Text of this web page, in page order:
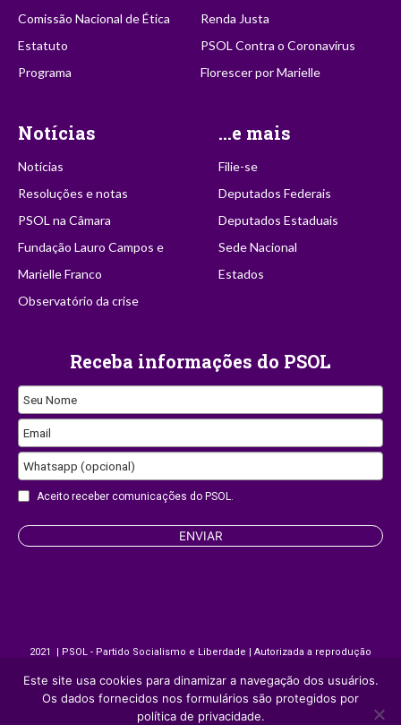
Comissão Nacional de Ética
Estatuto
Programa
Renda Justa
PSOL Contra o Coronavírus
Florescer por Marielle
Notícias
Notícias
Resoluções e notas
PSOL na Câmara
Fundação Lauro Campos e
Marielle Franco
Observatório da crise
...e mais
Filie-se
Deputados Federais
Deputados Estaduais
Sede Nacional
Estados
Receba informações do PSOL
Seu Nome
Email
Whatsapp (opcional)
Aceito receber comunicações do PSOL.
Email
Address
ENVIAR
2021 | PSOL - Partido Socialismo e Liberdade | Autorizada a reprodução
desde que citada a fonte.
Site desenvolvido porAppmobi
Este site usa cookies para dinamizar a navegação dos usuários.
Os dados fornecidos nos formulários são protegidos por
política de privacidade.